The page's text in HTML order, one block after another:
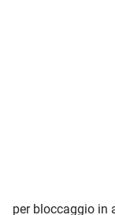
per bloccaggio in